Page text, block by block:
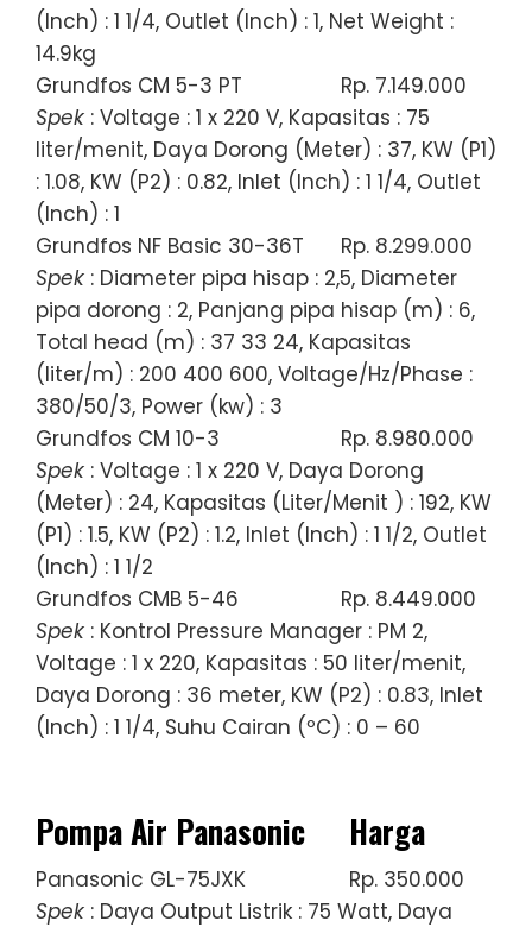
(Inch) : 1 1/4, Outlet (Inch) : 1, Net Weight :
14.9kg
Grundfos CM 5-3 PT
Rp. 7.149.000
Spek : Voltage : 1 x 220 V, Kapasitas : 75
liter/menit, Daya Dorong (Meter) : 37, KW (P1)
: 1.08, KW (P2) : 0.82, Inlet (Inch) : 1 1/4, Outlet
(Inch) : 1
Grundfos NF Basic 30-36T
Rp. 8.299.000
Spek : Diameter pipa hisap : 2,5, Diameter
pipa dorong : 2, Panjang pipa hisap (m) : 6,
Total head (m) : 37 33 24, Kapasitas
(liter/m) : 200 400 600, Voltage/Hz/Phase :
380/50/3, Power (kw) : 3
Grundfos CM 10-3
Rp. 8.980.000
Spek : Voltage : 1 x 220 V, Daya Dorong
(Meter) : 24, Kapasitas (Liter/Menit ) : 192, KW
(P1) : 1.5, KW (P2) : 1.2, Inlet (Inch) : 1 1/2, Outlet
(Inch) : 1 1/2
Grundfos CMB 5-46
Rp. 8.449.000
Spek : Kontrol Pressure Manager : PM 2,
Voltage : 1 x 220, Kapasitas : 50 liter/menit,
Daya Dorong : 36 meter, KW (P2) : 0.83, Inlet
(Inch) : 1 1/4, Suhu Cairan (ºC) : 0 – 60
Pompa Air Panasonic Harga
Panasonic GL-75JXK
Rp. 350.000
Spek : Daya Output Listrik : 75 Watt, Daya